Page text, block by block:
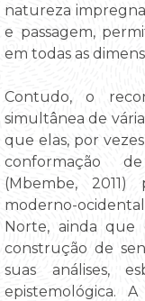
natureza
e passagem,
em todas as
Contudo, o
simultânea de
que elas, por
conformação
(Mbembe, 2011)
moderno-
Norte, ainda
construção de
suas análises,
epistemológica.